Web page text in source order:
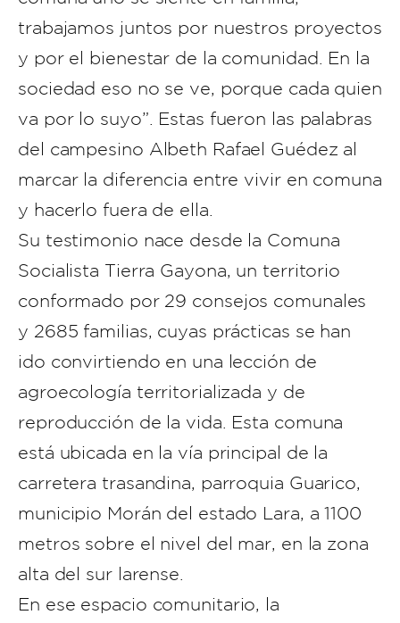
trabajamos juntos por nuestros proyectos
y por el bienestar de la comunidad. En la
sociedad eso no se ve, porque cada quien
va por lo suyo”. Estas fueron las palabras
del campesino Albeth Rafael Guédez al
marcar la diferencia entre vivir en comuna
y hacerlo fuera de ella.
Su testimonio nace desde la Comuna
Socialista Tierra Gayona, un territorio
conformado por 29 consejos comunales
y 2685 familias, cuyas prácticas se han
ido convirtiendo en una lección de
agroecología territorializada y de
reproducción de la vida. Esta comuna
está ubicada en la vía principal de la
carretera trasandina, parroquia Guarico,
municipio Morán del estado Lara, a 1100
metros sobre el nivel del mar, en la zona
alta del sur larense.
En ese espacio comunitario, la